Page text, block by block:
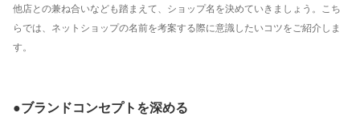
他店との兼ね合いなども踏まえて、ショップ名を決めていきましょう。こち
らでは、ネットショップの名前を考案する際に意識したいコツをご紹介しま
す。
●ブランドコンセプトを深める